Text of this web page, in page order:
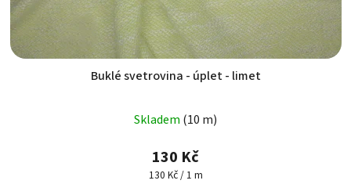
Buklé svetrovina - úplet - limet
Skladem (10 m)
130 Kč
Měrná
130 Kč / 1 m